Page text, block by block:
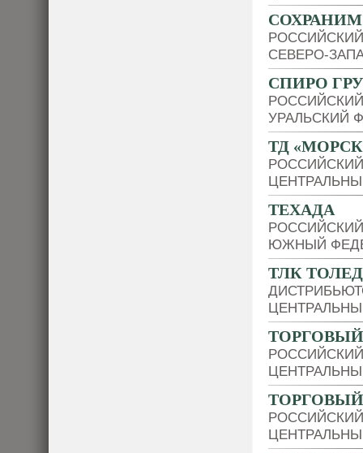
СЕВЕРО-
СПИРО
УРАЛЬСКИЙ
ТД
ТЕХАДА
ЮЖНЫЙ
ТЛК